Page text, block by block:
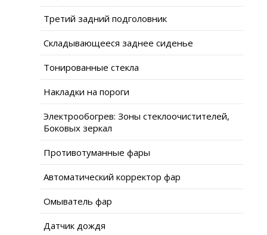
Третий задний подголовник
Складывающееся заднее сиденье
Тонированные стекла
Накладки на пороги
Электрообогрев: Зоны стеклоочистителей,
Боковых зеркал
Противотуманные фары
Автоматический корректор фар
Омыватель фар
Датчик дождя